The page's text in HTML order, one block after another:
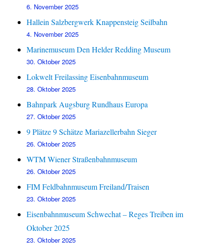
6. November 2025
Hallein Salzbergwerk Knappensteig Seilbahn
4. November 2025
Marinemuseum Den Helder Redding Museum
30. Oktober 2025
Lokwelt Freilassing Eisenbahnmuseum
28. Oktober 2025
Bahnpark Augsburg Rundhaus Europa
27. Oktober 2025
9 Plätze 9 Schätze Mariazellerbahn Sieger
26. Oktober 2025
WTM Wiener Straßenbahnmuseum
26. Oktober 2025
FIM Feldbahnmuseum Freiland/Traisen
23. Oktober 2025
Eisenbahnmuseum Schwechat – Reges Treiben im
Oktober 2025
23. Oktober 2025